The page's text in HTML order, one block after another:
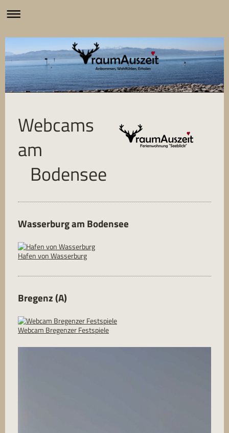
Webcams
am
Bodensee
Wasserburg am Bodensee
Hafen von Wasserburg
Bregenz (A)
Webcam Bregenzer Festspiele